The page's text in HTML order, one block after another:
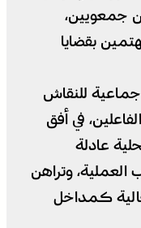
جمعويين،
بقضايا
للنقاش
في أفق
عادلة
وتراهن
كمداخل